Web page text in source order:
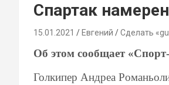
Спартак
15.01.2021 Евгений Сделать
Об этом сообщает
Голкипер Андреа